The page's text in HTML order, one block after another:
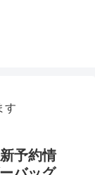
す
予約情